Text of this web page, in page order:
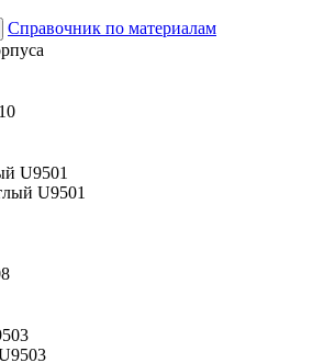
Справочник по материалам
U9501